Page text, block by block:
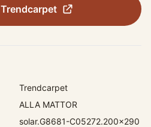
Trendcarpet
Trendcarpet
ALLA MATTOR
solar.G8681-C05272.200x290